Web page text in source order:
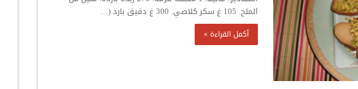
الملح. 105 غ سكر كلاصي. 300 غ دقيق بارد (…
أكمل القراءة »